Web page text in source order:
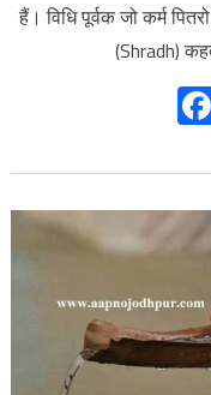
हैं। विधि पूर्वक जो कर्म
(Shradh)